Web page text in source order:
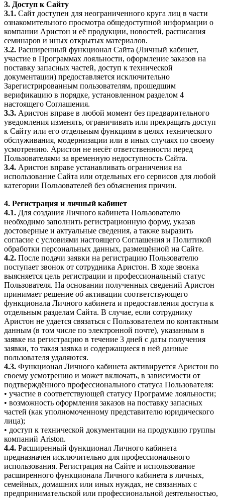
3. Доступ к Сайту
3.1. Сайт доступен для неограниченного круга лиц в части
ознакомительного просмотра общедоступной информации о
компании Аристон и её продукции, новостей, расписания
семинаров и иных открытых материалов.
3.2. Расширенный функционал Сайта (Личный кабинет,
участие в Программах лояльности, оформление заказов на
поставку запасных частей, доступ к технической
документации) предоставляется исключительно
Зарегистрированным пользователям, прошедшим
верификацию в порядке, установленном разделом 4
настоящего Соглашения.
3.3. Аристон вправе в любой момент без предварительного
уведомления изменять, ограничивать или прекращать доступ
к Сайту или его отдельным функциям в целях технического
обслуживания, модернизации или в иных случаях по своему
усмотрению. Аристон не несёт ответственности перед
Пользователями за временную недоступность Сайта.
3.4. Аристон вправе устанавливать ограничения на
использование Сайта или отдельных его сервисов для любой
категории Пользователей без объяснения причин.
4. Регистрация и личный кабинет
4.1. Для создания Личного кабинета Пользователю
необходимо заполнить регистрационную форму, указав
достоверные и актуальные сведения, а также выразить
согласие с условиями настоящего Соглашения и Политикой
обработки персональных данных, размещённой на Сайте.
4.2. После подачи заявки на регистрацию Пользователю
поступает звонок от сотрудника Аристон. В ходе звонка
выясняется цель регистрации и профессиональный статус
Пользователя. На основании полученных сведений Аристон
принимает решение об активации соответствующего
функционала Личного кабинета и предоставления доступа к
отдельным разделам Сайта. В случае, если сотруднику
Аристон не удается связаться с Пользователем по контактным
данным (в том числе по электронной почте), указанным в
заявке на регистрацию в течение 3 дней с даты получения
заявки, то такая заявка и содержащиеся в ней данные
пользователя удаляются.
4.3. Функционал Личного кабинета активируется Аристон по
своему усмотрению и может включать, в зависимости от
подтверждённого профессионального статуса Пользователя:
• участие в соответствующей статусу Программе лояльности;
• возможность оформления заказов на поставку запасных
частей (как уполномоченному представителю юридического
лица);
• доступ к технической документации на продукцию группы
компаний Ariston.
4.4. Расширенный функционал Личного кабинета
предназначен исключительно для профессионального
использования. Регистрация на Сайте и использование
расширенного функционала Личного кабинета в личных,
семейных, домашних или иных нуждах, не связанных с
предпринимательской или профессиональной деятельностью,